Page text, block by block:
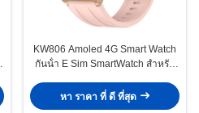
KW806 Amoled 4G Smart Watch
กันน้ํา E Sim SmartWatch สําหรับ
หา ราคา ที่ ดี ที่สุด